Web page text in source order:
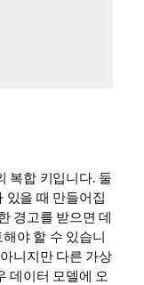
복합 키입니다. 둘
있을 때 만들어집
경고를 받으면 데
야 할 수 있습니
니지만 다른 가상
데이터 모델에 오